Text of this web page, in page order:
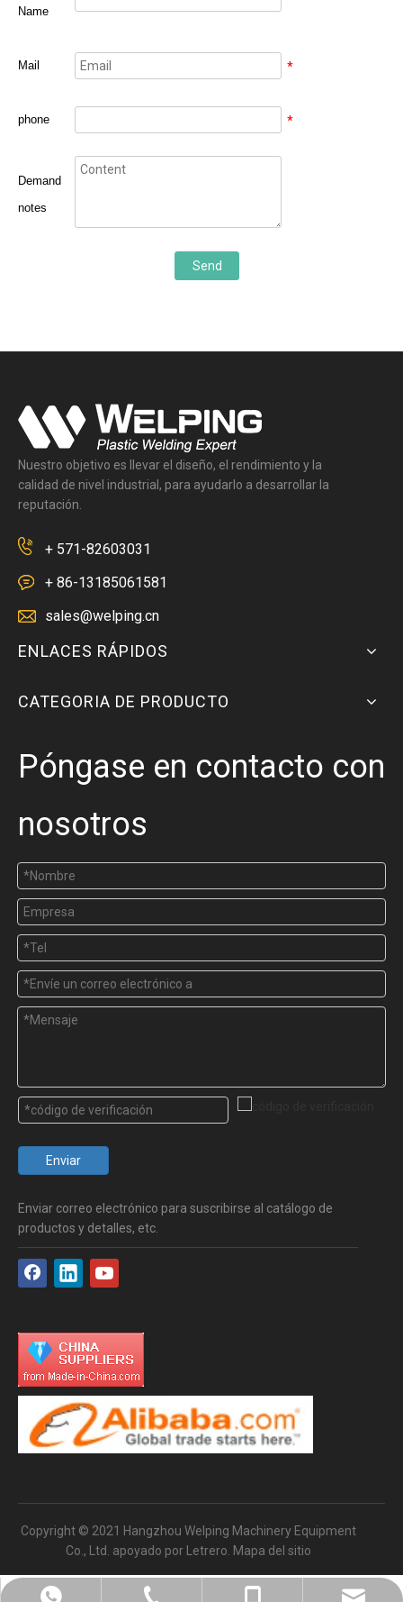
Name
Mail *
phone *
Demand
notes
Send
Nuestro objetivo es llevar el diseño, el rendimiento y la
calidad de nivel industrial, para ayudarlo a desarrollar la
reputación.
+ 571-82603031
+ 86-13185061581
sales@welping.cn
ENLACES RÁPIDOS
CATEGORIA DE PRODUCTO
Póngase en contacto con
nosotros
Enviar
Enviar correo electrónico para suscribirse al catálogo de
productos y detalles, etc.
Copyright © 2021 Hangzhou Welping Machinery Equipment
Co., Ltd. apoyado por
Letrero Mapa del sitio